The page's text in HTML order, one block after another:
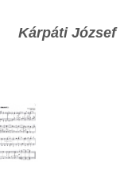
Kárpáti József